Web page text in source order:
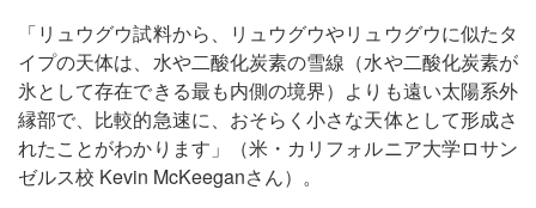
「リュウグウ試料から、リュウグウやリュウグウに似たタ
イプの天体は、水や二酸化炭素の雪線（水や二酸化炭素が
氷として存在できる最も内側の境界）よりも遠い太陽系外
縁部で、比較的急速に、おそらく小さな天体として形成さ
れたことがわかります」（米・カリフォルニア大学ロサン
ゼルス校 Kevin McKeeganさん）。